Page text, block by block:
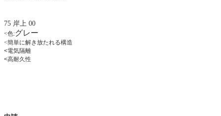
75 岸上 00
<色:グレー
<簡単に解き放たれる構造
<電気隔離
<高耐久性